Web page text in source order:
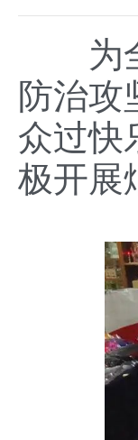
为全
防治攻
众过快
极开展